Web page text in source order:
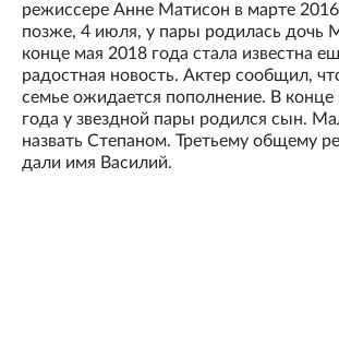
режиссере Анне Матисон в марте
позже, 4 июля, у пары родилась дочь
конце мая 2018 года стала известна
радостная новость. Актер сообщил,
семье ожидается пополнение. В конце
года у звездной пары родился сын.
назвать Степаном. Третьему общему
дали имя Василий.